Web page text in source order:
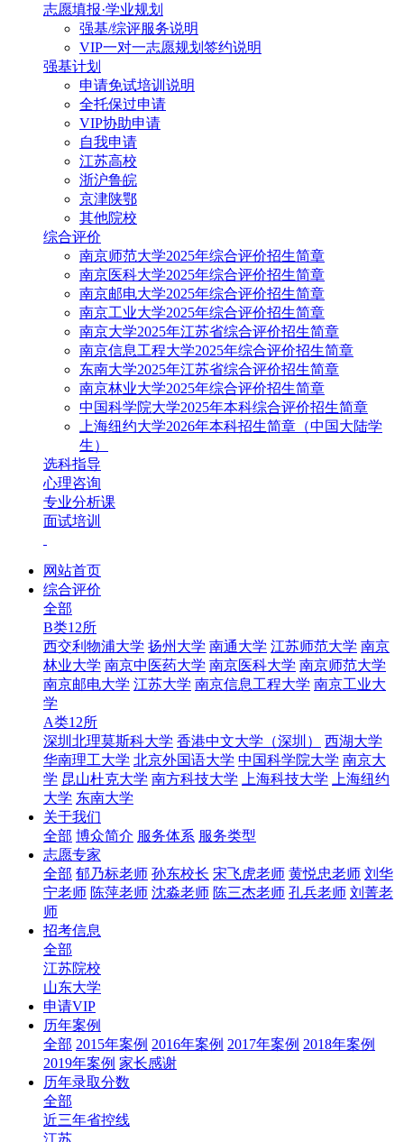
志愿填报·学业规划
强基/综评服务说明
VIP一对一志愿规划签约说明
强基计划
申请免试培训说明
全托保过申请
VIP协助申请
自我申请
江苏高校
浙沪鲁皖
京津陕鄂
其他院校
综合评价
南京师范大学2025年综合评价招生简章
南京医科大学2025年综合评价招生简章
南京邮电大学2025年综合评价招生简章
南京工业大学2025年综合评价招生简章
南京大学2025年江苏省综合评价招生简章
南京信息工程大学2025年综合评价招生简章
东南大学2025年江苏省综合评价招生简章
南京林业大学2025年综合评价招生简章
中国科学院大学2025年本科综合评价招生简章
上海纽约大学2026年本科招生简章（中国大陆学
生）
选科指导
心理咨询
专业分析课
面试培训
网站首页
综合评价
全部
B类12所
西交利物浦大学 扬州大学 南通大学 江苏师范大学 南京
林业大学 南京中医药大学 南京医科大学 南京师范大学
南京邮电大学 江苏大学 南京信息工程大学 南京工业大
学
A类12所
深圳北理莫斯科大学 香港中文大学（深圳）
西湖大学
华南理工大学 北京外国语大学 中国科学院大学 南京大
学 昆山杜克大学 南方科技大学 上海科技大学
上海纽约
大学 东南大学
关于我们
全部 博众简介 服务体系 服务类型
志愿专家
全部 郁乃标老师 孙东校长 宋飞虎老师 黄悦忠老师 刘华
宁老师 陈萍老师 沈淼老师 陈三杰老师 孔兵老师 刘菁老
师
招考信息
全部
江苏院校
山东大学
申请VIP
历年案例
全部 2015年案例 2016年案例 2017年案例 2018年案例
2019年案例 家长感谢
历年录取分数
全部
近三年省控线
江苏